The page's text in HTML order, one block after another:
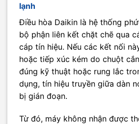
lạnh
Điều hòa Daikin là hệ thống
bộ phận liên kết chặt chẽ qua
cáp tín hiệu. Nếu các kết nối
hoặc tiếp xúc kém do chuột
đúng kỹ thuật hoặc rung lắc
dụng, tín hiệu truyền giữa dàn
bị gián đoạn.
Từ đó, máy không nhận được